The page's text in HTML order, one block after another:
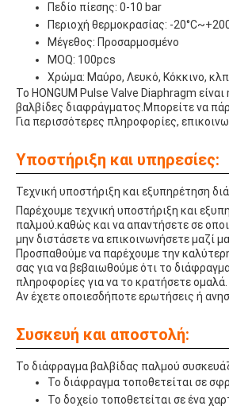
Πεδίο πίεσης: 0-10 bar
Περιοχή θερμοκρασίας: -
Μέγεθος: Προσαρμοσμένο
MOQ: 100pcs
Χρώμα: Μαύρο, Λευκό, Κόκκινο, κλπ.
Το HONGUM Pulse Valve Diaphragm
βαλβίδες διαφράγματος.Μπορείτε να
Για περισσότερες πληροφορίες,
Υποστήριξη και υπηρεσίες:
Τεχνική υποστήριξη και εξυπηρέτηση
Παρέχουμε τεχνική υποστήριξη και
παλμού.καθώς και να απαντήσετε σε
μην διστάσετε να επικοινωνήσετε μαζί
Προσπαθούμε να παρέχουμε την
σας για να βεβαιωθούμε ότι το
πληροφορίες για να το κρατήσετε ομαλά.
Αν έχετε οποιεσδήποτε ερωτήσεις ή
Συσκευή και αποστολή:
Το διάφραγμα βαλβίδας παλμού
Το διάφραγμα τοποθετείται σε
Το δοχείο τοποθετείται σε ένα